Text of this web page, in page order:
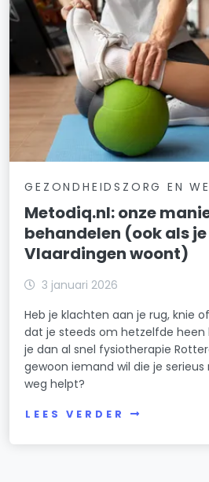
GEZONDHEIDSZORG EN
Metodiq.nl: onze
behandelen (ook als
Vlaardingen woont)
3 januari 2026
Heb je klachten aan je rug, knie
dat je steeds om hetzelfde heen
je dan al snel fysiotherapie
gewoon iemand wil die je
weg helpt?
LEES VERDER